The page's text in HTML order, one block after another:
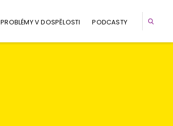
PROBLÉMY V DOSPĚLOSTI PODCASTY